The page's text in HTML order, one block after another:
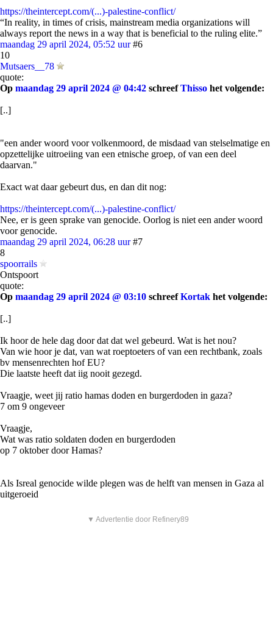
https://theintercept.com/(...)-palestine-conflict/
“In reality, in times of crisis, mainstream media organizations will
always report the news in a way that is beneficial to the ruling elite.”
maandag 29 april 2024, 05:52 uur #6
10
Mutsaers__78
quote:
Op maandag 29 april 2024 @ 04:42 schreefThisso het volgende:
[..]
"een ander woord voor volkenmoord, de misdaad van stelselmatige en
opzettelijke uitroeiing van een etnische groep, of van een deel
daarvan."
Exact wat daar gebeurt dus, en dan dit nog:
https://theintercept.com/(...)-palestine-conflict/
Nee, er is geen sprake van genocide. Oorlog is niet een ander woord
voor genocide.
maandag 29 april 2024, 06:28 uur #7
8
spoorrails
Ontspoort
quote:
Op maandag 29 april 2024 @ 03:10 schreefKortak het volgende:
[..]
Ik hoor de hele dag door dat dat wel gebeurd. Wat is het nou?
Van wie hoor je dat, van wat roeptoeters of van een rechtbank, zoals
bv mensenrechten hof EU?
Die laatste heeft dat iig nooit gezegd.
Vraagje, weet jij ratio hamas doden en burgerdoden in gaza?
7 om 9 ongeveer
Vraagje,
Wat was ratio soldaten doden en burgerdoden
op 7 oktober door Hamas?
Als Isreal genocide wilde plegen was de helft van mensen in Gaza al
uitgeroeid
▼ Advertentie door Refinery89